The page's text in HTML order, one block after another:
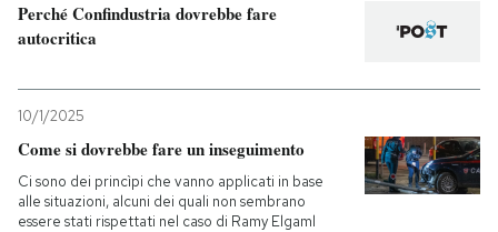
Perché Confindustria dovrebbe fare
autocritica
10/1/2025
Come si dovrebbe fare un inseguimento
Ci sono dei princìpi che vanno applicati in base
alle situazioni, alcuni dei quali non sembrano
essere stati rispettati nel caso di Ramy Elgaml